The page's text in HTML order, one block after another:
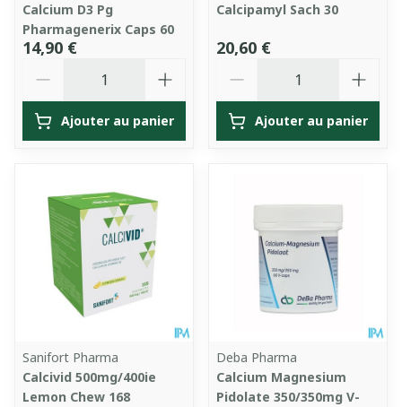
Calcium D3 Pg
Pharmagenerix Caps 60
14,90 €
Ajouter au panier
Calcipamyl Sach 30
20,60 €
Ajouter au panier
Sanifort Pharma
Calcivid 500mg/400ie
Lemon Chew 168
Deba Pharma
Calcium Magnesium
Pidolate 350/350mg V-